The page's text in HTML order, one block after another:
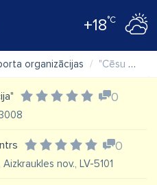
+18°C
organizācijas "Cēsu Olimpiskais centrs" SIA
0
0
nov., LV-5101